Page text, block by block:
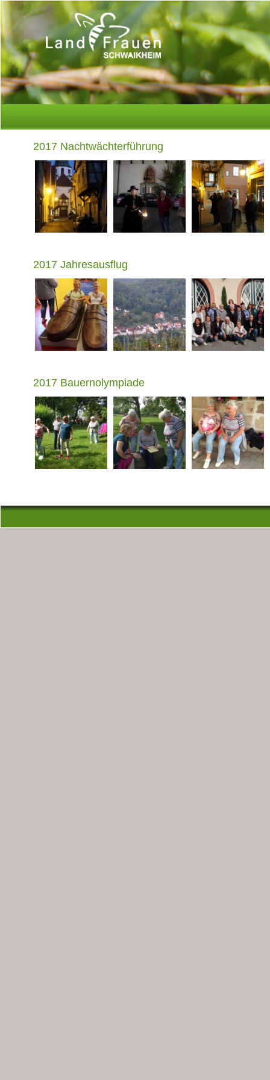
2017 Nachtwächterführung
2017 Jahresausflug
2017 Bauernolympiade